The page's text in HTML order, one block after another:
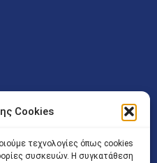
Cookies
τεχνολογίες όπως cookies
συσκευών. Η συγκατάθεση
Νέα Ιωνία), επιτρέπεται
ελεύθερα με την